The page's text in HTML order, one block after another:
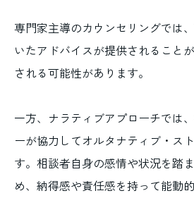
専門家主導のカウンセリングでは
いたアドバイスが提供されること
される可能性があります。
一方、ナラティブアプローチでは
ーが協力してオルタナティブ・ス
す。相談者自身の感情や状況を踏
め、納得感や責任感を持って能動